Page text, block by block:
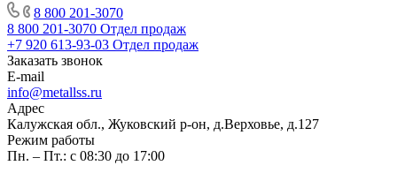
8 800 201-3070
8 800 201-3070 Отдел продаж
+7 920 613-93-03 Отдел продаж
Заказать звонок
E-mail
info@metallss.ru
Адрес
Калужская обл., Жуковский р-он, д.Верховье, д.127
Режим работы
Пн. – Пт.: с 08:30 до 17:00